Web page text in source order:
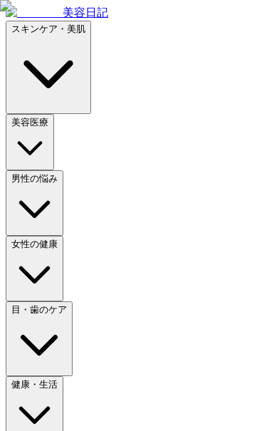
美容日記
スキンケア・美肌
美容医療
男性の悩み
女性の健康
目・歯のケア
健康・生活